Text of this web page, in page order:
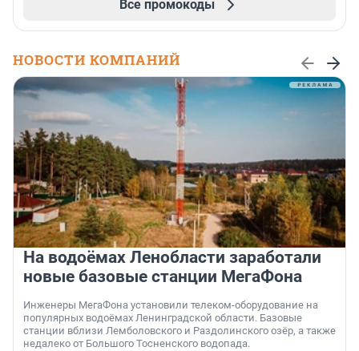
Все промокоды
НОВОСТИ КОМПАНИЙ
На водоёмах Ленобласти заработали
новые базовые станции МегаФона
Инженеры МегаФона установили телеком-оборудование на
популярных водоёмах Ленинградской области. Базовые
станции вблизи Лемболовского и Раздолинского озёр, а также
недалеко от Большого Тосненского водопада.